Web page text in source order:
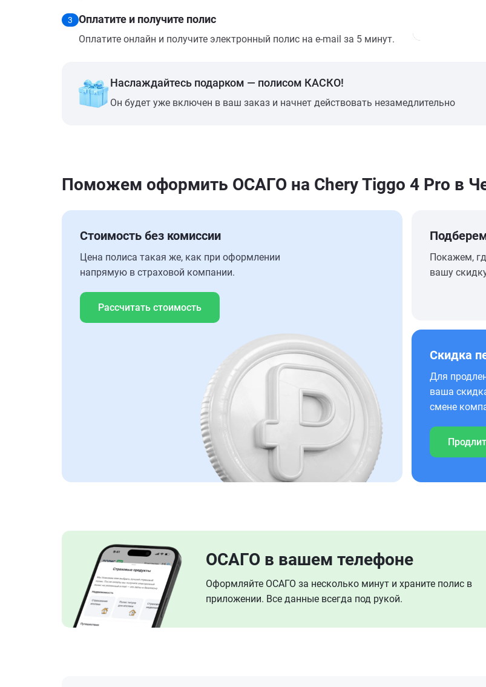
3 Оплатите и получите полис
Оплатите онлайн и получите электронный полис на e-mail за 5 минут.
Наслаждайтесь подарком — полисом КАСКО!
Он будет уже включен в ваш заказ и начнет действовать незамедлительно
Поможем оформить ОСАГО на Chery Tiggo 4 Pro в
Стоимость без комиссии
Цена полиса такая же, как при оформлении
напрямую в страховой компании.
Рассчитать стоимость
Покажем,
вашу
Скидка
Для
ваша
смене
ОСАГО в вашем телефоне
Оформляйте ОСАГО за несколько минут и храните полис в
приложении. Все данные всегда под рукой.